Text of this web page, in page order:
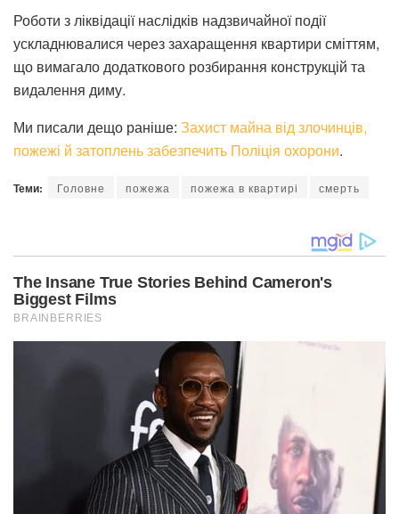
Роботи з ліквідації наслідків надзвичайної події
ускладнювалися через захаращення квартири сміттям,
що вимагало додаткового розбирання конструкцій та
видалення диму.
Ми писали дещо раніше: Захист майна від злочинців,
пожежі й затоплень забезпечить Поліція охорони.
Теми: Головне пожежа пожежа в квартирі смерть